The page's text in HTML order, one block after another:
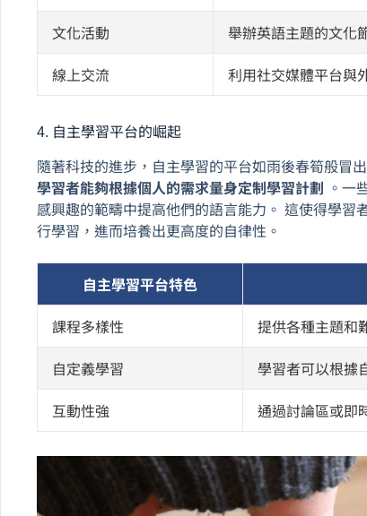
文化活動 舉辦英語主題的文化
線上交流 利用社交媒體平台與
4. 自主學習平台的崛起
隨著科技的進步，自主學習的平台如雨後春筍般冒出
學習者能夠根據個人的需求量身定制學習計劃
。一
感興趣的範疇中提高他們的語言能力。 這使得學習
行學習，進而培養出更高度的自律性。
自主學習平台特色
課程多樣性 提供各種主題和
自定義學習 學習者可以根據
互動性強 通過討論區或即